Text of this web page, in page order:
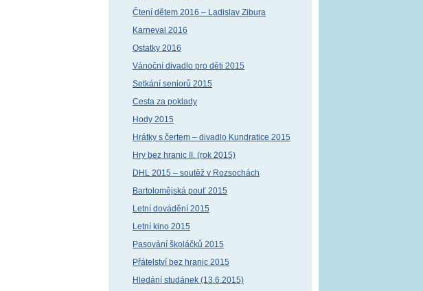
Čtení dětem 2016 – Ladislav Zibura
Karneval 2016
Ostatky 2016
Vánoční divadlo pro děti 2015
Setkání seniorů 2015
Cesta za poklady
Hody 2015
Hrátky s čertem – divadlo Kundratice 2015
Hry bez hranic II. (rok 2015)
DHL 2015 – soutěž v Rozsochách
Bartolomějská pouť 2015
Letní dovádění 2015
Letní kino 2015
Pasování školáčků 2015
Přátelství bez hranic 2015
Hledání studánek (13.6.2015)